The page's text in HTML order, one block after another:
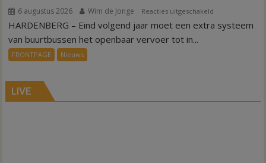
6 augustus 2026 Wim de Jonge Reacties uitgeschakeld
Nieuw
Hardenberg
HARDENBERG – Eind volgend jaar moet een extra systeem
van buurtbussen het openbaar vervoer tot in...
FRONTPAGE Nieuws
LIVE